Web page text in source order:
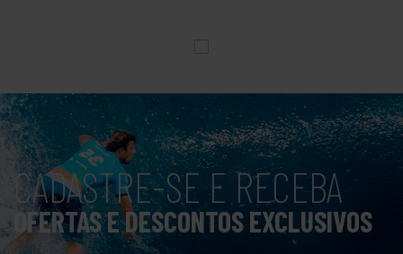
CADASTRE-SE E RECEBA
OFERTAS E DESCONTOS EXCLUSIVOS